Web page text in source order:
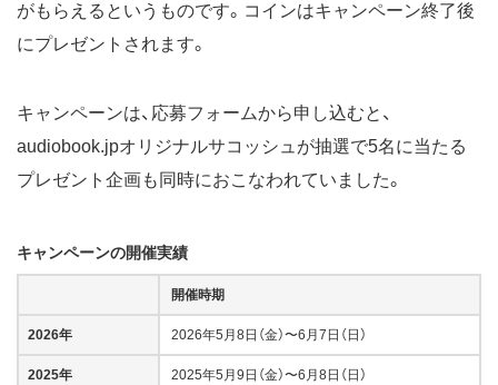
がもらえるというものです。コインはキャンペーン終了後
にプレゼントされます。
キャンペーンは、応募フォームから申し込むと、
audiobook.jpオリジナルサコッシュが抽選で5名に当たる
プレゼント企画も同時におこなわれていました。
キャンペーンの開催実績
開催時期
2026年 2026年5月8日（金）〜6月7日（日）
2025年 2025年5月9日（金）〜6月8日（日）